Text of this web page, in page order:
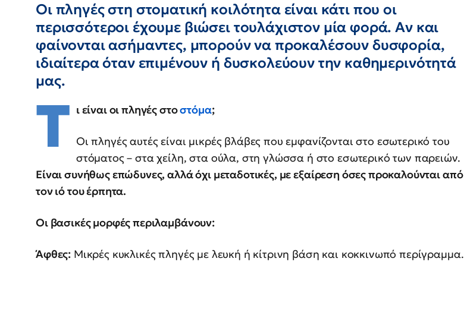
Οι πληγές στη στοματική κοιλότητα είναι κάτι που οι
περισσότεροι έχουμε βιώσει τουλάχιστον μία φορά. Αν και
φαίνονται ασήμαντες, μπορούν να προκαλέσουν δυσφορία,
ιδιαίτερα όταν επιμένουν ή δυσκολεύουν την καθημερινότητά
μας.
Τ ι είναι οι πληγές στοστόμα;
Οι πληγές αυτές είναι μικρές βλάβες που εμφανίζονται στο εσωτερικό του
στόματος – στα χείλη, στα ούλα, στη γλώσσα ή στο εσωτερικό των παρειών.
Είναι συνήθως επώδυνες, αλλά όχι μεταδοτικές, με εξαίρεση όσες προκαλούνται από
τον ιό του έρπητα.
Οι βασικές μορφές περιλαμβάνουν:
Άφθες: Μικρές κυκλικές πληγές με λευκή ή κίτρινη βάση και κοκκινωπό περίγραμμα.